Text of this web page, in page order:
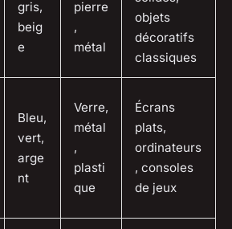
gris,
beig
e
pierre
,
métal
objets
décoratifs
classiques
Bleu,
vert,
arge
nt
Verre,
métal
,
plasti
que
Écrans
plats,
ordinateurs
, consoles
de jeux